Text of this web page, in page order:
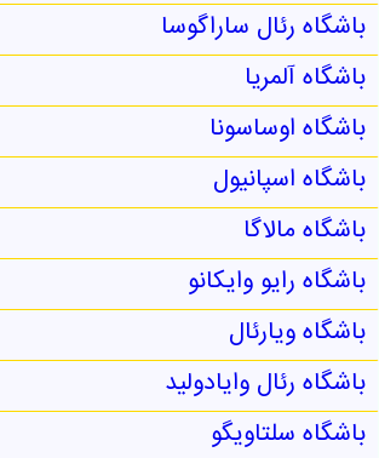
باشگاه رئال ساراگوسا
باشگاه آلمریا
باشگاه اوساسونا
باشگاه اسپانیول
باشگاه مالاگا
باشگاه رایو وایکانو
باشگاه ویارئال
باشگاه رئال وایادولید
باشگاه سلتاویگو